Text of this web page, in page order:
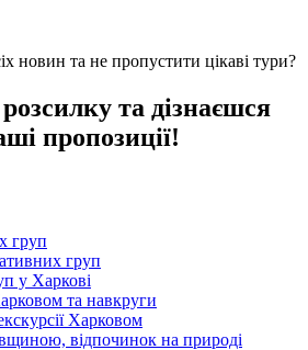
новин та не пропустити цікаві тури?
та дізнаєшся
пропозиції!
груп
груп
у Харкові
та навкруги
Харковом
відпочинок на природі